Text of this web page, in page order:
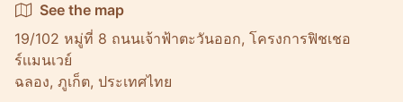
See the map
19/102 หมู่ที่ 8 ถนนเจ้าฟ้าตะวันออก, โครงการฟิชเชอ
ร์เเมนเวย์
ฉลอง, ภูเก็ต, ประเทศไทย